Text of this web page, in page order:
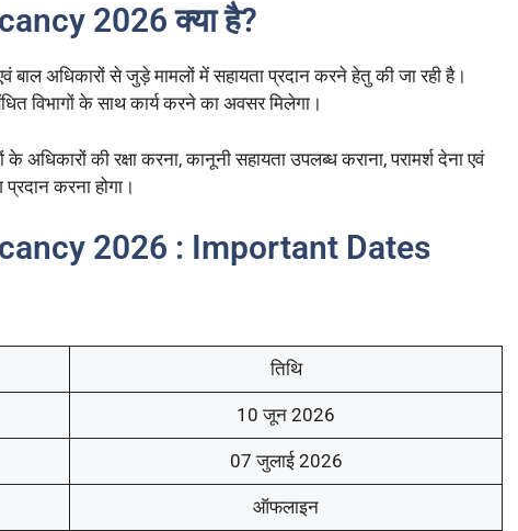
2026 क्या है?
एवं बाल अधिकारों से जुड़े मामलों में सहायता प्रदान करने हेतु की जा रही है।
विभागों के साथ कार्य करने का अवसर मिलेगा।
की रक्षा करना, कानूनी सहायता उपलब्ध कराना, परामर्श देना एवं
करना होगा।
2026 : Important Dates
तिथि
10 जून 2026
07 जुलाई 2026
ऑफलाइन